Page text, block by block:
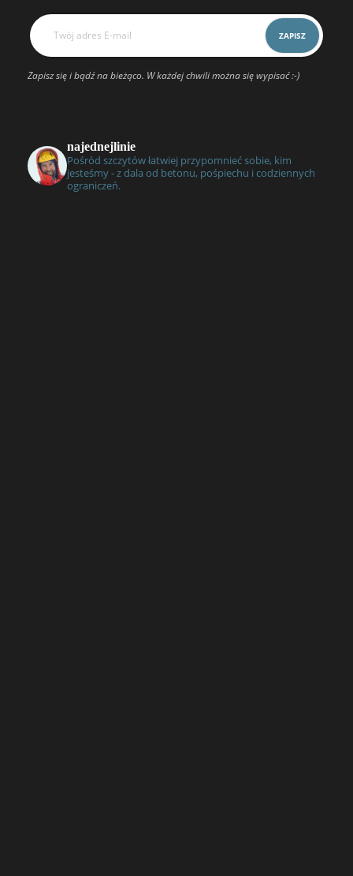
Zapisz się i bądź na bieżąco. W każdej chwili można się wypisać :-)
najednejlinie
Pośród szczytów łatwiej przypomnieć sobie, kim
jesteśmy - z dala od betonu, pośpiechu i codziennych
ograniczeń.